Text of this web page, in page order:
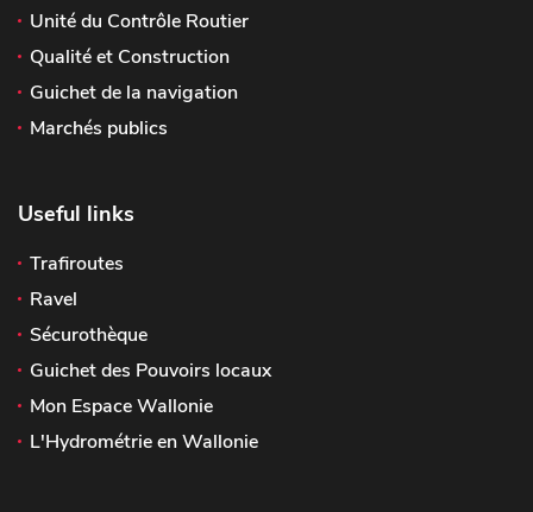
Unité du Contrôle Routier
Qualité et Construction
Guichet de la navigation
Marchés publics
Useful links
Trafiroutes
Ravel
Sécurothèque
Guichet des Pouvoirs locaux
Mon Espace Wallonie
L'Hydrométrie en Wallonie